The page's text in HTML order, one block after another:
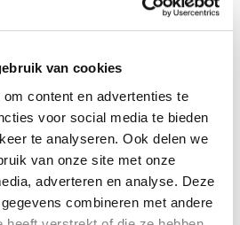
van cookies
content en advertenties te
voor social media te bieden
te analyseren. Ook delen we
van onze site met onze
adverteren en analyse. Deze
combineren met andere
Hoogte 40.3 cm
€ 218,40